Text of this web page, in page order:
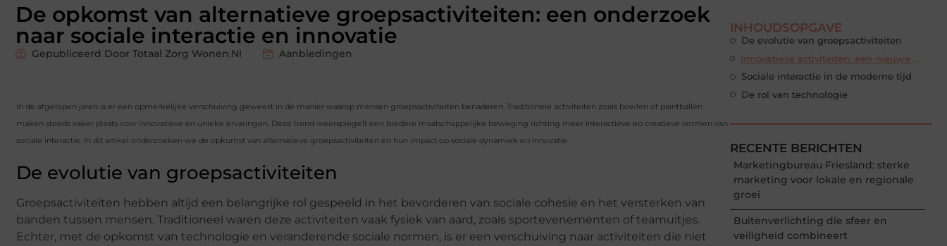
De opkomst van alternatieve groepsactiviteiten: een onderzoek
naar sociale interactie en innovatie
Gepubliceerd Door Totaal Zorg Wonen.nl Aanbiedingen
In de afgelopen jaren is er een opmerkelijke verschuiving geweest in de manier waarop mensen groepsactiviteiten benaderen. Traditionele activiteiten zoals bowlen of paintballen
maken steeds vaker plaats voor innovatieve en unieke ervaringen. Deze trend weerspiegelt een bredere maatschappelijke beweging richting meer interactieve en creatieve vormen van
sociale interactie. In dit artikel onderzoeken we de opkomst van alternatieve groepsactiviteiten en hun impact op sociale dynamiek en innovatie.
De evolutie van groepsactiviteiten
Groepsactiviteiten hebben altijd een belangrijke rol gespeeld in het bevorderen van sociale cohesie en het versterken van
banden tussen mensen. Traditioneel waren deze activiteiten vaak fysiek van aard, zoals sportevenementen of teamuitjes.
Echter, met de opkomst van technologie en veranderende sociale normen, is er een verschuiving naar activiteiten die niet
INHOUDSOPGAVE
De evolutie van groepsactiviteiten
Innovatieve activiteiten: een nieuwe norm
Sociale interactie in de moderne tijd
De rol van technologie
RECENTE BERICHTEN
Marketingbureau Friesland: sterke
marketing voor lokale en regionale
groei
Buitenverlichting die sfeer en
veiligheid combineert